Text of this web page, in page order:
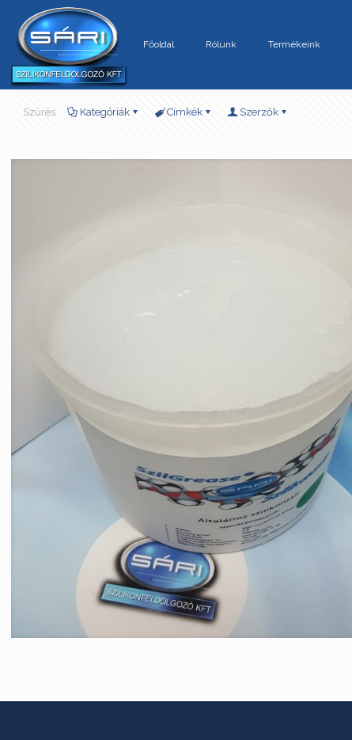
Főoldal Rólunk Termékeink
Szűrés Kategóriák Címkék Szerzők